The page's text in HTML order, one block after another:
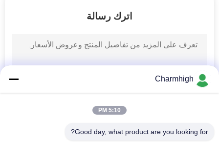
آلة لحام الموجات
6
اترك رسالة
Charmhigh
5:10 PM
Good day, what product are you looking for?